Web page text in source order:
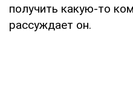
получить какую-то
рассуждает он.